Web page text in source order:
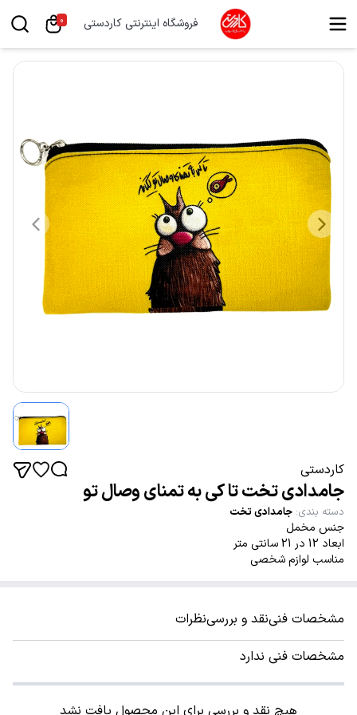
فروشگاه اینترنتی کاردستی 0
کاردستی
جامدادی تخت تا کی به تمنای وصال تو
دسته بندی: جامدادی تخت
جنس مخمل
ابعاد 12 در 21 سانتی متر
مناسب لوازم شخصی
مشخصات فنینقد و بررسینظرات
مشخصات فنی ندارد
هیچ نقد و بررسی برای این محصول یافت نشد